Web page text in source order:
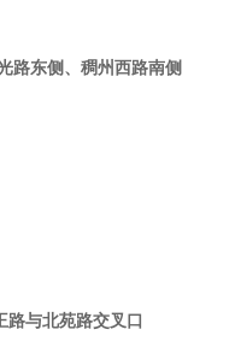
路东侧、稠州西路南侧
路与北苑路交叉口